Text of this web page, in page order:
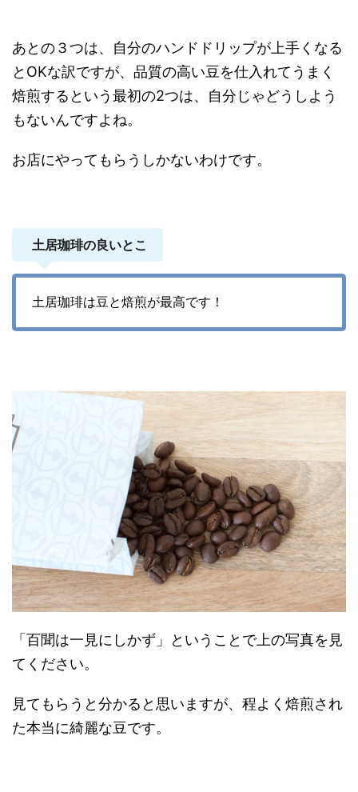
あとの３つは、自分のハンドドリップが上手くなる
とOKな訳ですが、品質の高い豆を仕入れてうまく
焙煎するという最初の2つは、自分じゃどうしよう
もないんですよね。
お店にやってもらうしかないわけです。
土居珈琲の良いとこ
土居珈琲は豆と焙煎が最高です！
「百聞は一見にしかず」ということで上の写真を見
てください。
見てもらうと分かると思いますが、程よく焙煎され
た本当に綺麗な豆です。